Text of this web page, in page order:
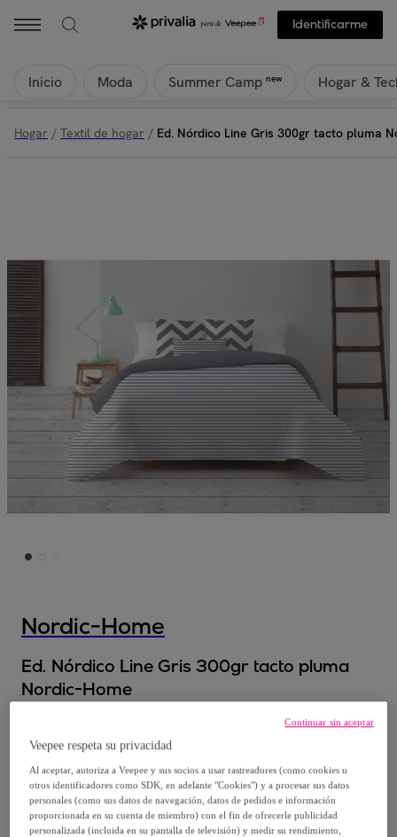
Identificarme
Inicio Moda Summer Camp new Hogar &
Hogar / Textil de hogar / Ed. Nórdico Line Gris 300gr tacto pluma
Nordic-Home
Ed. Nórdico Line Gris 300gr tacto pluma
Nordic-Home
35, €
76,00 €
-52%
Veepee respeta su privacidad
Al aceptar, autoriza a Veepee y sus socios a usar rastreadores (como cookies u
otros identificadores como SDK, en adelante "Cookies") y a procesar sus datos
personales (como sus datos de navegación, datos de pedidos e información
proporcionada en su cuenta de miembro) con el fin de ofrecerle publicidad
personalizada (incluida en su pantalla de televisión) y medir su rendimiento,
Continuar sin aceptar